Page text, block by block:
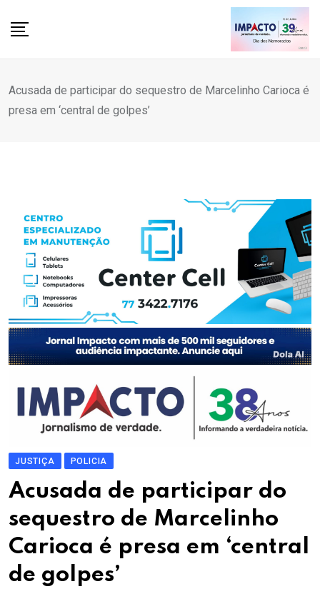
Acusada de participar do sequestro de Marcelinho Carioca é
presa em ‘central de golpes’
JUSTIÇA POLICIA
Acusada de participar do
sequestro de Marcelinho
Carioca é presa em ‘central
de golpes’